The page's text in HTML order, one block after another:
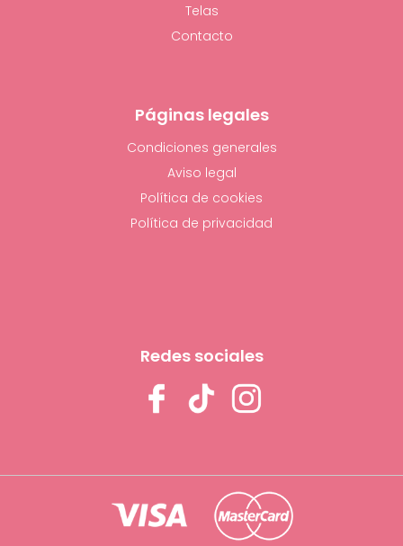
Telas
Contacto
Páginas legales
Condiciones generales
Aviso legal
Política de cookies
Política de privacidad
Redes sociales